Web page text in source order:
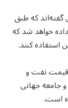
که طبق
خواهد شد که
استفاده کنند.
قیمت نفت و
جامعه جهانی
است.